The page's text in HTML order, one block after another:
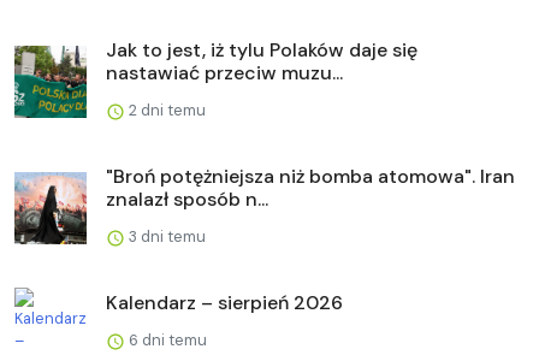
Jak to jest, iż tylu Polaków daje się
nastawiać przeciw muzu...
2 dni temu
"Broń potężniejsza niż bomba atomowa". Iran
znalazł sposób n...
3 dni temu
Kalendarz – sierpień 2026
6 dni temu